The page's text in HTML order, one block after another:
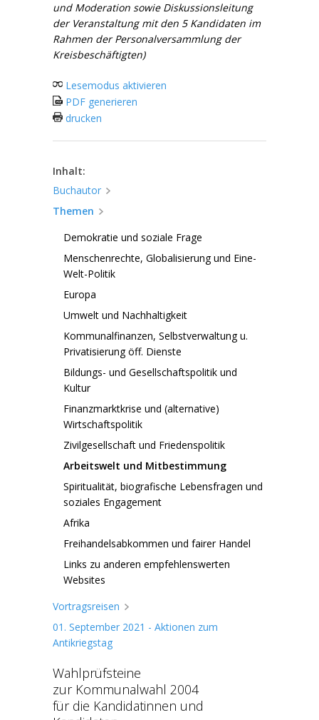
und Moderation sowie Diskussionsleitung
der Veranstaltung mit den 5 Kandidaten im
Rahmen der Personalversammlung der
Kreisbeschäftigten)
Lesemodus aktivieren
PDF generieren
drucken
Inhalt:
Buchautor
Themen
Demokratie und soziale Frage
Menschenrechte, Globalisierung und Eine-
Welt-Politik
Europa
Umwelt und Nachhaltigkeit
Kommunalfinanzen, Selbstverwaltung u.
Privatisierung öff. Dienste
Bildungs- und Gesellschaftspolitik und
Kultur
Finanzmarktkrise und (alternative)
Wirtschaftspolitik
Zivilgesellschaft und Friedenspolitik
Arbeitswelt und Mitbestimmung
Spiritualität, biografische Lebensfragen und
soziales Engagement
Afrika
Freihandelsabkommen und fairer Handel
Links zu anderen empfehlenswerten
Websites
Vortragsreisen
01. September 2021 - Aktionen zum
Antikriegstag
Wahlprüfsteine
zur Kommunalwahl 2004
für die Kandidatinnen und